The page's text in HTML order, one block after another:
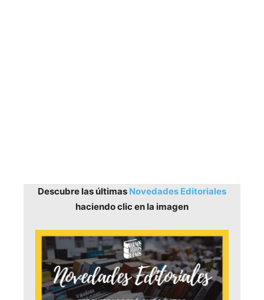
Descubre las últimas Novedades Editoriales
haciendo clic en la imagen